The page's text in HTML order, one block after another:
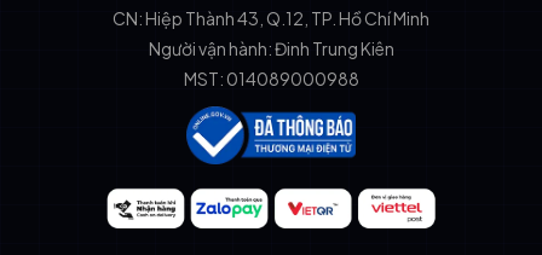
CN: Hiệp Thành 43, Q.12, TP. Hồ Chí Minh
Người vận hành: Đinh Trung Kiên
MST: 014089000988